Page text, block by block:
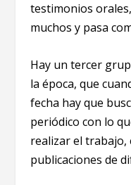
testimonios
muchos y pasa
Hay un tercer
la época, que
fecha hay que
periódico con lo
realizar el trabajo,
publicaciones de